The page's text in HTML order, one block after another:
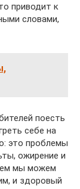
приводит к
словами,
поесть
себе на
это проблемы
ожирение и
мы можем
и здоровый